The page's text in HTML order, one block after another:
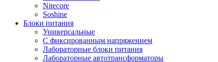
Nitecore
Soshine
Блоки питания
Универсальные
C фиксированным напряжением
Лабораторные блоки питания
Лабораторные автотрансформаторы